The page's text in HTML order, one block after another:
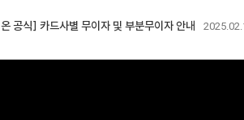
공식] 카드사별 무이자 및 부분무이자 안내
로고침 경품 당첨자 안내 2024.06.26